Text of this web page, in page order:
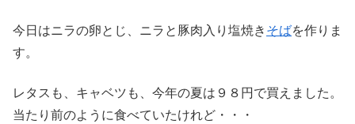
今日はニラの卵とじ、ニラと豚肉入り塩焼きそばを作りま
す。
レタスも、キャベツも、今年の夏は９８円で買えました。
当たり前のように食べていたけれど・・・